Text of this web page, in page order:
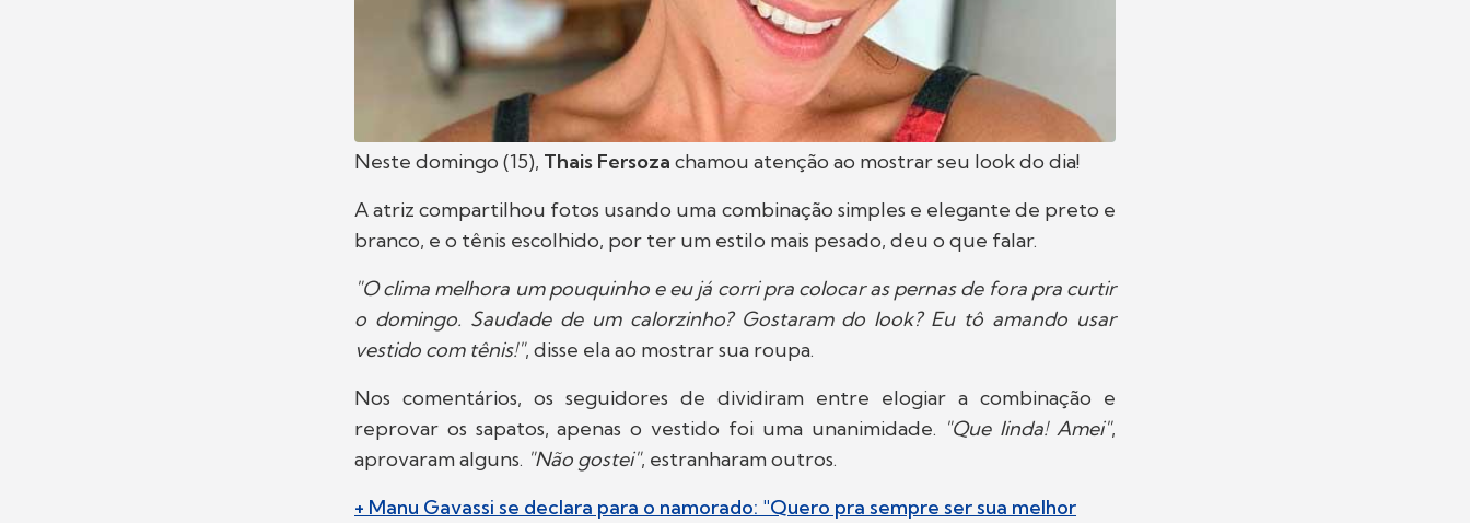
Neste domingo (15), Thais Fersoza chamou atenção ao mostrar seu look do dia!
A atriz compartilhou fotos usando uma combinação simples e elegante de preto e
branco, e o tênis escolhido, por ter um estilo mais pesado, deu o que falar.
"O clima melhora um pouquinho e eu já corri pra colocar as pernas de fora pra curtir
o domingo. Saudade de um calorzinho? Gostaram do look? Eu tô amando usar
vestido com tênis!", disse ela ao mostrar sua roupa.
Nos comentários, os seguidores de dividiram entre elogiar a combinação e
reprovar os sapatos, apenas o vestido foi uma unanimidade. "Que linda! Amei",
aprovaram alguns. "Não gostei", estranharam outros.
+ Manu Gavassi se declara para o namorado: "Quero pra sempre ser sua melhor